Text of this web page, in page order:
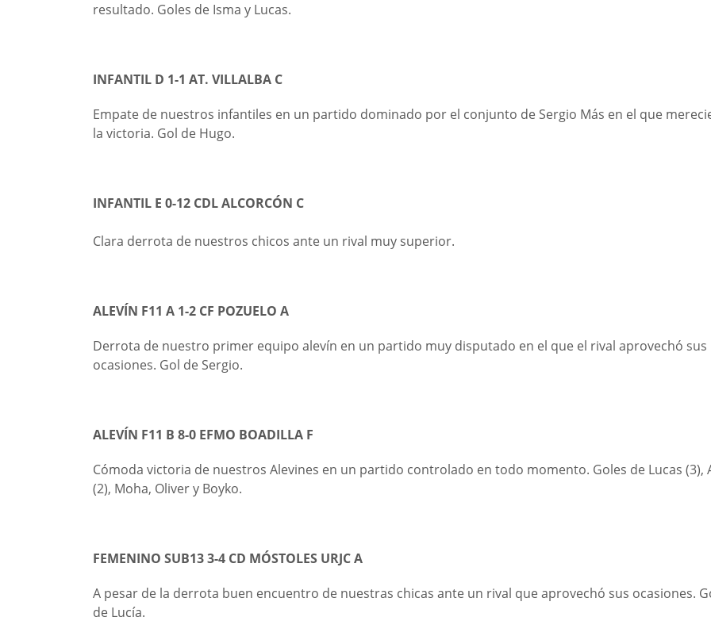
resultado. Goles de Isma y Lucas.
INFANTIL D 1-1 AT. VILLALBA C
Empate de nuestros infantiles en un partido dominado por el conjunto de Sergio Más en el que
la victoria. Gol de Hugo.
INFANTIL E 0-12 CDL ALCORCÓN C
Clara derrota de nuestros chicos ante un rival muy superior.
ALEVÍN F11 A 1-2 CF POZUELO A
Derrota de nuestro primer equipo alevín en un partido muy disputado en el que el rival aprovechó sus
ocasiones. Gol de Sergio.
ALEVÍN F11 B 8-0 EFMO BOADILLA F
Cómoda victoria de nuestros Alevines en un partido controlado en todo momento. Goles de Lucas (3),
(2), Moha, Oliver y Boyko.
FEMENINO SUB13 3-4 CD MÓSTOLES URJC A
A pesar de la derrota buen encuentro de nuestras chicas ante un rival que aprovechó sus ocasiones.
de Lucía.